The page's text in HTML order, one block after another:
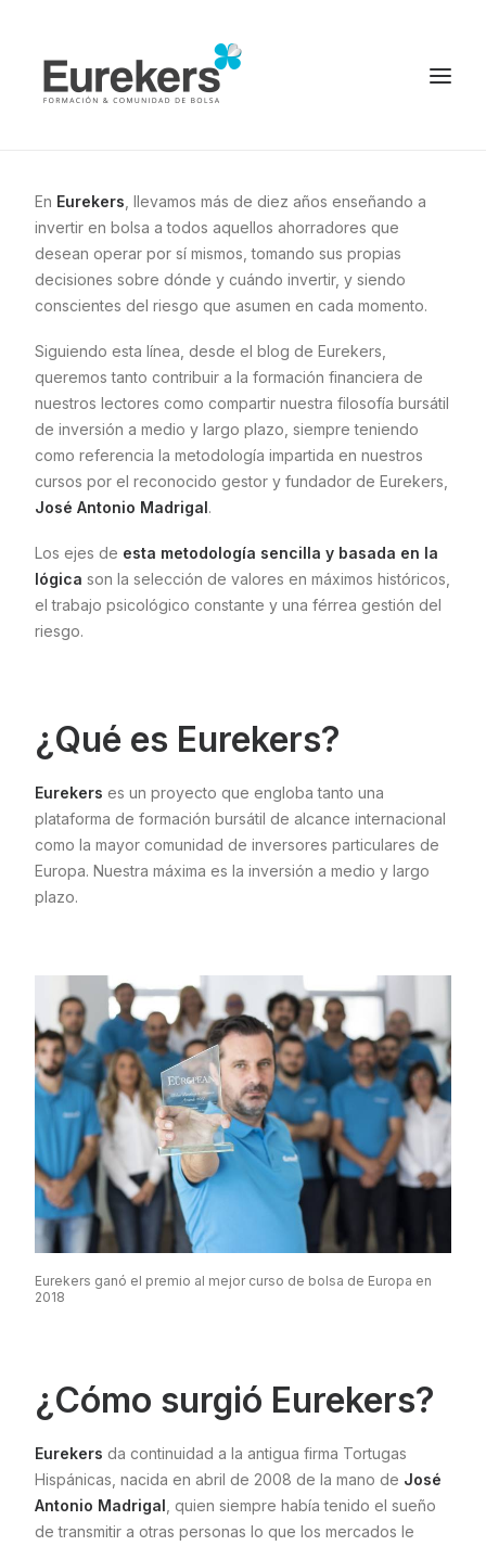
Página principal
Inicio
Inversores de éxito
Noticias
Login
En Eurekers , llevamos más de diez años enseñando a
invertir en bolsa a todos aquellos ahorradores que
desean operar por sí mismos, tomando sus propias
decisiones sobre dónde y cuándo invertir, y siendo
conscientes del riesgo que asumen en cada momento.
Siguiendo esta línea, desde el blog de Eurekers,
queremos tanto contribuir a la formación financiera de
nuestros lectores como compartir nuestra filosofía bursátil
de inversión a medio y largo plazo, siempre teniendo
como referencia la metodología impartida en nuestros
cursos por el reconocido gestor y fundador de Eurekers,
José Antonio Madrigal.
Los ejes de esta metodología sencilla y basada en la
lógica son la selección de valores en máximos históricos,
el trabajo psicológico constante y una férrea gestión del
riesgo.
¿Qué es Eurekers?
Eurekers es un proyecto que engloba tanto una
plataforma de formación bursátil de alcance internacional
como la mayor comunidad de inversores particulares de
Europa. Nuestra máxima es la inversión a medio y largo
plazo.
Eurekers ganó el premio al mejor curso de bolsa de Europa en
2018
¿Cómo surgió Eurekers?
Eurekers da continuidad a la antigua firma Tortugas
Hispánicas, nacida en abril de 2008 de la mano de José
Antonio Madrigal , quien siempre había tenido el sueño
de transmitir a otras personas lo que los mercados le